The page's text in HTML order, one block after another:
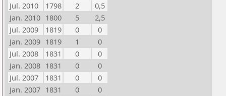
Jul. 2010
1798 2
0,5
Jan. 2010 1800 5
2,5
Jul. 2009
1819 0
0
Jan. 2009 1819 1
0
Jul. 2008
1831 0
0
Jan. 2008 1831 0
0
Jul. 2007
1831 0
0
Jan. 2007 1831 0
0